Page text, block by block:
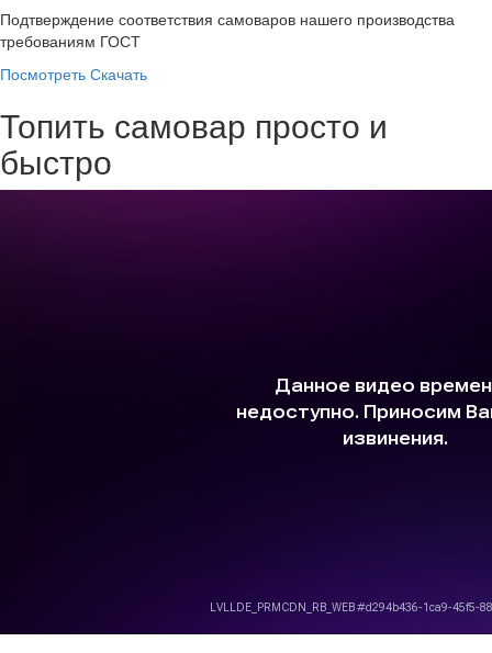
Подтверждение соответствия самоваров нашего производства
требованиям ГОСТ
Посмотреть Скачать
Топить самовар просто и
быстро